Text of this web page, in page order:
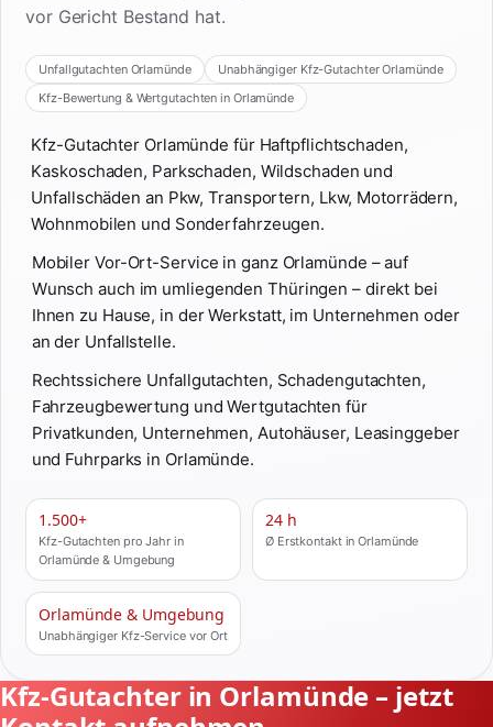
vor Gericht Bestand hat.
Unfallgutachten Orlamünde
Unabhängiger Kfz-Gutachter Orlamünde
Kfz-Bewertung & Wertgutachten in Orlamünde
Kfz-Gutachter Orlamünde für Haftpflichtschaden,
Kaskoschaden, Parkschaden, Wildschaden und
Unfallschäden an Pkw, Transportern, Lkw, Motorrädern,
Wohnmobilen und Sonderfahrzeugen.
Mobiler Vor-Ort-Service in ganz Orlamünde – auf
Wunsch auch im umliegenden Thüringen – direkt bei
Ihnen zu Hause, in der Werkstatt, im Unternehmen oder
an der Unfallstelle.
Rechtssichere Unfallgutachten, Schadengutachten,
Fahrzeugbewertung und Wertgutachten für
Privatkunden, Unternehmen, Autohäuser, Leasinggeber
und Fuhrparks in Orlamünde.
1.500+
Kfz-Gutachten pro Jahr in
Orlamünde & Umgebung
24 h
Ø Erstkontakt in Orlamünde
Orlamünde & Umgebung
Unabhängiger Kfz-Service vor Ort
Kfz-Gutachter in Orlamünde – jetzt